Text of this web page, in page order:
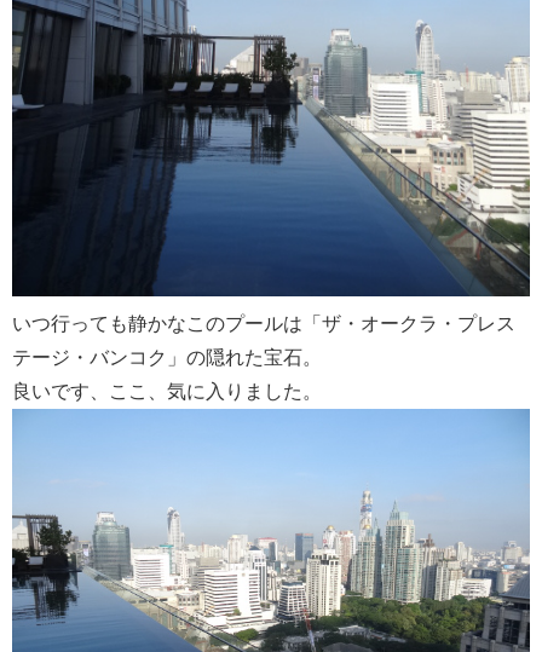
いつ行っても静かなこのプールは「ザ・オークラ・プレス
テージ・バンコク」の隠れた宝石。
良いです、ここ、気に入りました。